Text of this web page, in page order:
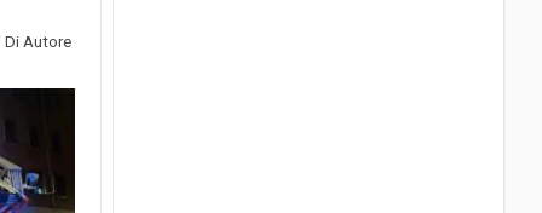
Di Autore